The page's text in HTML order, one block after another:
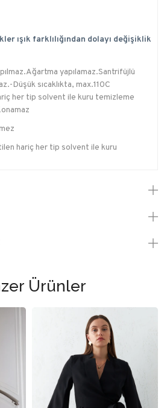
ışık farklılığından dolayı değişiklik
yapılamaz.Santrifüjlü
Düşük sıcaklıkta, max.110C
her tip solvent ile kuru temizleme
hariç her tip solvent ile kuru
Ürünler